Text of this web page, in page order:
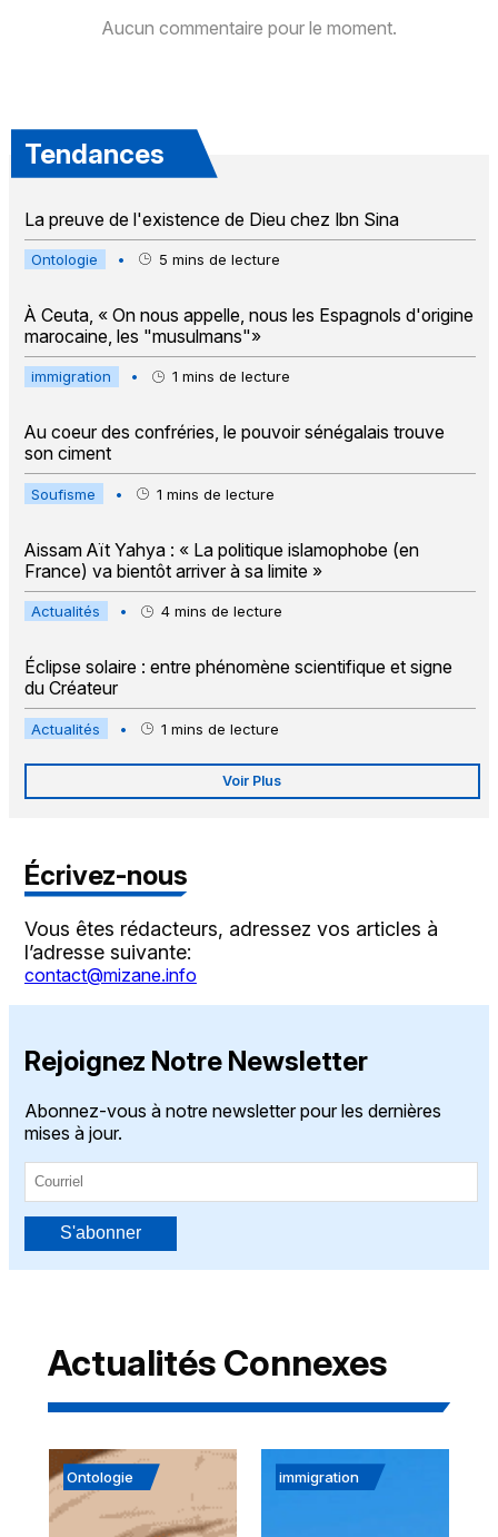
Aucun commentaire pour le moment.
Tendances
La preuve de l'existence de Dieu chez Ibn Sina
Ontologie • 5 mins de lecture
À Ceuta, « On nous appelle, nous les Espagnols d'origine
marocaine, les "musulmans"»
immigration • 1 mins de lecture
Au coeur des confréries, le pouvoir sénégalais trouve
son ciment
Soufisme • 1 mins de lecture
Aissam Aït Yahya : « La politique islamophobe (en
France) va bientôt arriver à sa limite »
Actualités • 4 mins de lecture
Éclipse solaire : entre phénomène scientifique et signe
du Créateur
Actualités • 1 mins de lecture
Voir Plus
Écrivez-nous
Vous êtes rédacteurs, adressez vos articles à
l’adresse suivante:
contact@mizane.info
Rejoignez Notre Newsletter
Abonnez-vous à notre newsletter pour les dernières
mises à jour.
S'abonner
Actualités Connexes
Ontologie immigration